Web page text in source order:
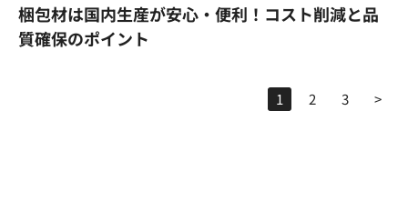
梱包材は国内生産が安心・便利！コスト削減と品
質確保のポイント
1 2 3 >